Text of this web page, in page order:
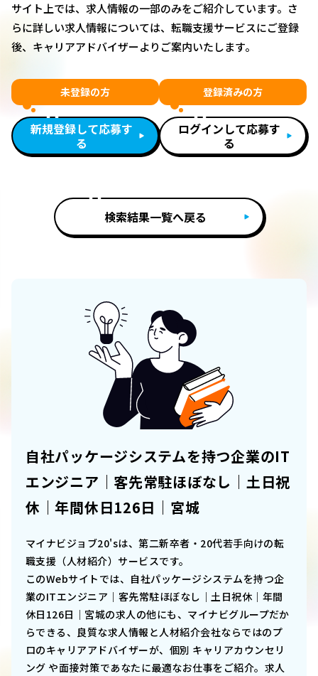
サイト上では、求人情報の一部のみをご紹介しています。さ
らに詳しい求人情報については、転職支援サービスにご登録
後、キャリアアドバイザーよりご案内いたします。
未登録の方
新規登録して応募す
る
登録済みの方
ログインして応募す
る
検索結果一覧へ戻る
自社パッケージシステムを持つ企業のIT
エンジニア｜客先常駐ほぼなし｜土日祝
休｜年間休日126日｜宮城
マイナビジョブ20'sは、第二新卒者・20代若手向けの転
職支援（人材紹介）サービスです。
このWebサイトでは、 自社パッケージシステムを持つ企
業のITエンジニア｜客先常駐ほぼなし｜土日祝休｜年間
休日126日｜宮城の求人の他にも、マイナビグループだか
らできる、良質な求人情報と人材紹介会社ならではのプ
ロのキャリアアドバイザーが、個別 キャリアカウンセリ
ング や面接対策であなたに最適なお仕事をご紹介。求人